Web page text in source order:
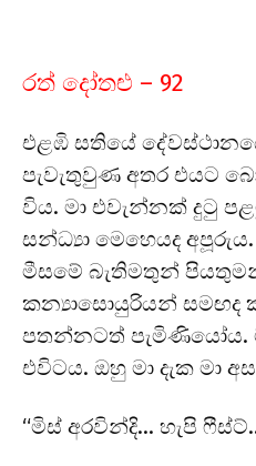
රත් දෝතළු – 92
එළඹි සතියේ
පැවැතුවුණ අතර එයට
විය. මා එවැන්නක් දුටු
සන්ධ්‍යා මෙහෙයද
මීසමේ බැතිමතුන්
කන්‍යාසොයුරියන් සමඟද
පතන්නටත් පැමිණියෝය.
එවිටය. ඔහු මා දැක මා
“මිස් අරවින්දි… හැපි